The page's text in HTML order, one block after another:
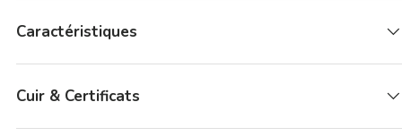
Caractéristiques
Cuir & Certificats